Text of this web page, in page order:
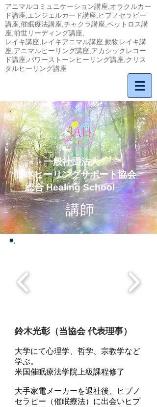
アニマルコミュニケーション講座,オラクルカー
ド講座,エンジェルカード講座,ヒプノセラピー
講座,催眠療法講座,チャクラ講座,ペットロス講
座,前世リーディング講座,
​レイキ講座,レイキアニマル講座,動物レイキ講
座,アニマルヒーリング講座,アカシックレコー
ド講座,パワーストーンヒーリング講座,クリス
タルヒーリング講座
一般社団法人
日本ヒーリングサポート協会
総合 Healing School
講師
鈴木光彰（当協会 代表理事）
大学にて心理学、哲学、宗教学など
学ぶ。
米国催眠療法学院上級課程修了
大手家電メーカーを退社後、ヒプノ
セラピー（催眠療法）に出会いヒプ